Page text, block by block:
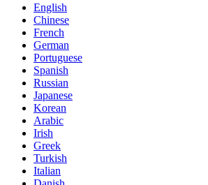
English
Chinese
French
German
Portuguese
Spanish
Russian
Japanese
Korean
Arabic
Irish
Greek
Turkish
Italian